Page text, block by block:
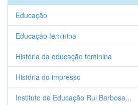
Educação
Educação feminina
História da educação feminina
História do impresso
Instituto de Educação Rui Barbosa...